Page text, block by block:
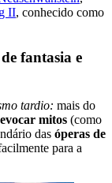
II, conhecido como
fantasia e
tardio: mais do
evocar mitos (como
das óperas de
para a